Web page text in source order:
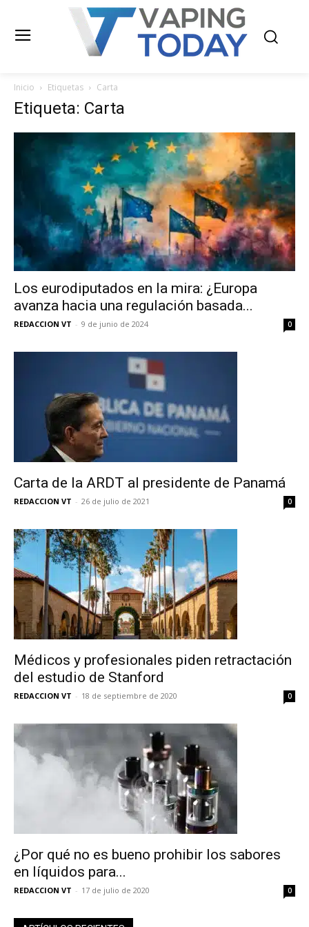
Inicio Etiquetas Carta
Etiqueta: Carta
Los eurodiputados en la mira: ¿Europa
avanza hacia una regulación basada...
REDACCION VT - 9 de junio de 2024 0
Carta de la ARDT al presidente de Panamá
REDACCION VT - 26 de julio de 2021 0
Médicos y profesionales piden retractación
del estudio de Stanford
REDACCION VT - 18 de septiembre de 2020 0
¿Por qué no es bueno prohibir los sabores
en líquidos para...
REDACCION VT - 17 de julio de 2020 0